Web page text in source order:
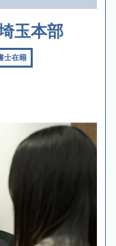
玉本部
士在籍